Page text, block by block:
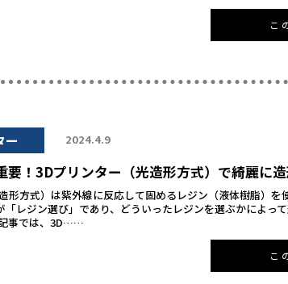
こ
ー 2024.4.9
要！3Dプリンター（光造形方式）で綺麗に
形方式）は紫外線に反応して固めるレジン（液体樹脂）を
「レジン選び」であり、どういったレジンを選ぶかによっ
事では、3D……
こ